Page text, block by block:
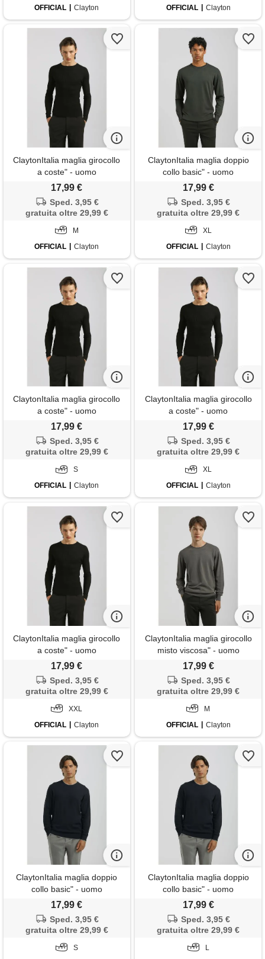
OFFICIAL Clayton OFFICIAL Clayton
ClaytonItalia maglia girocollo
a coste" - uomo
17,99 €
Sped. 3,95 €
gratuita oltre 29,99 €
M
OFFICIAL
Clayton
ClaytonItalia maglia doppio
collo basic" - uomo
17,99 €
Sped. 3,95 €
gratuita oltre 29,99 €
XL
OFFICIAL
Clayton
ClaytonItalia maglia girocollo
a coste" - uomo
17,99 €
Sped. 3,95 €
gratuita oltre 29,99 €
S
OFFICIAL
Clayton
ClaytonItalia maglia girocollo
a coste" - uomo
17,99 €
Sped. 3,95 €
gratuita oltre 29,99 €
XL
OFFICIAL
Clayton
ClaytonItalia maglia girocollo
a coste" - uomo
17,99 €
Sped. 3,95 €
gratuita oltre 29,99 €
XXL
OFFICIAL
Clayton
ClaytonItalia maglia girocollo
misto viscosa" - uomo
17,99 €
Sped. 3,95 €
gratuita oltre 29,99 €
M
OFFICIAL
Clayton
ClaytonItalia maglia doppio
collo basic" - uomo
17,99 €
Sped. 3,95 €
gratuita oltre 29,99 €
S
ClaytonItalia maglia doppio
collo basic" - uomo
17,99 €
Sped. 3,95 €
gratuita oltre 29,99 €
L